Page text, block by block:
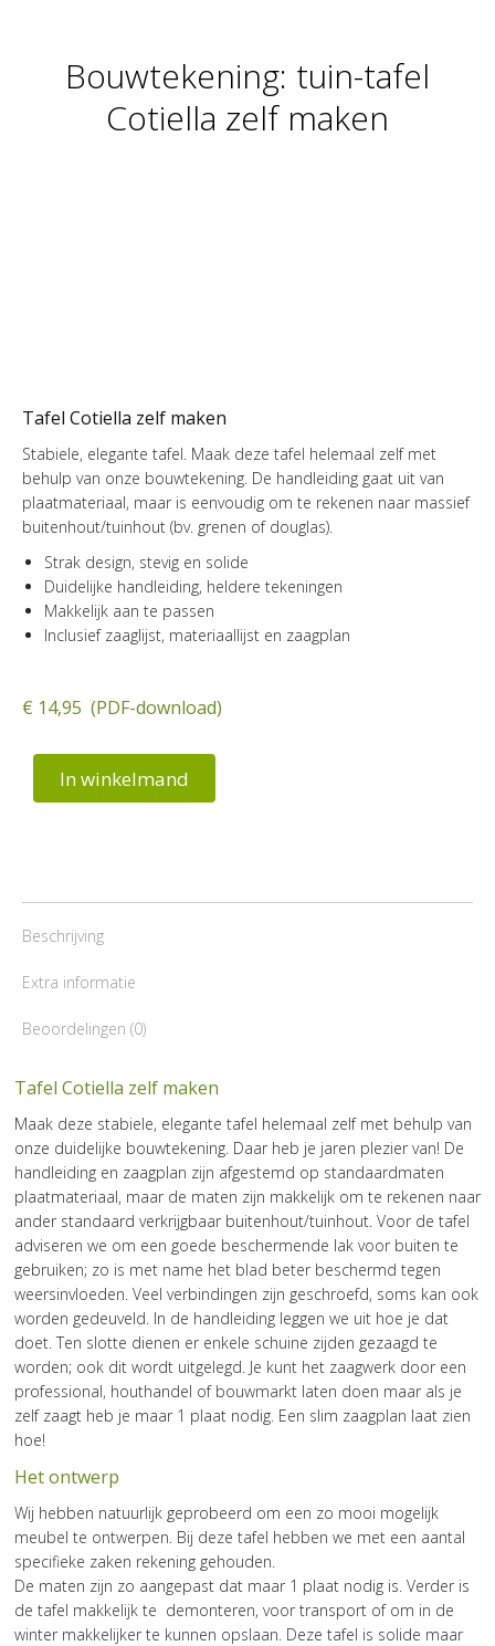
Bouwtekening: tuin-tafel
Cotiella zelf maken
Tafel Cotiella zelf maken
Stabiele, elegante tafel. Maak deze tafel helemaal zelf met
behulp van onze bouwtekening. De handleiding gaat uit van
plaatmateriaal, maar is eenvoudig om te rekenen naar massief
buitenhout/tuinhout (bv. grenen of douglas).
Strak design, stevig en solide
Duidelijke handleiding, heldere tekeningen
Makkelijk aan te passen
Inclusief zaaglijst, materiaallijst en zaagplan
€ 14,95 (PDF-download)
In winkelmand
Beschrijving
Extra informatie
Beoordelingen (0)
Tafel Cotiella zelf maken
Maak deze stabiele, elegante tafel helemaal zelf met behulp van
onze duidelijke bouwtekening. Daar heb je jaren plezier van! De
handleiding en zaagplan zijn afgestemd op standaardmaten
plaatmateriaal, maar de maten zijn makkelijk om te rekenen naar
ander standaard verkrijgbaar buitenhout/tuinhout. Voor de tafel
adviseren we om een goede beschermende lak voor buiten te
gebruiken; zo is met name het blad beter beschermd tegen
weersinvloeden. Veel verbindingen zijn geschroefd, soms kan ook
worden gedeuveld. In de handleiding leggen we uit hoe je dat
doet. Ten slotte dienen er enkele schuine zijden gezaagd te
worden; ook dit wordt uitgelegd. Je kunt het zaagwerk door een
professional, houthandel of bouwmarkt laten doen maar als je
zelf zaagt heb je maar 1 plaat nodig. Een slim zaagplan laat zien
hoe!
Het ontwerp
Wij hebben natuurlijk geprobeerd om een zo mooi mogelijk
meubel te ontwerpen. Bij deze tafel hebben we met een aantal
specifieke zaken rekening gehouden.
De maten zijn zo aangepast dat maar 1 plaat nodig is. Verder is
de tafel makkelijk te demonteren, voor transport of om in de
winter makkelijker te kunnen opslaan. Deze tafel is solide maar